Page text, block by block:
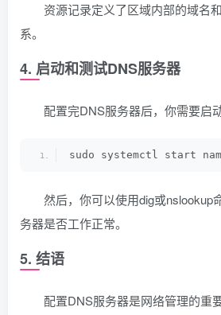
资源记录定义了区域内部的域名
系。
4. 启动和测试DNS服务器
配置完DNS服务器后，你需要启
sudo systemctl start
然后，你可以使用dig或nslookup
务器是否工作正常。
5. 结语
配置DNS服务器是网络管理的重